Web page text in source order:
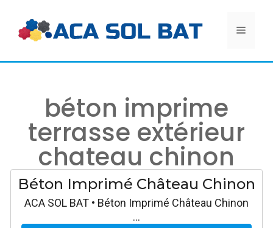
contenu
béton imprime
terrasse extérieur
chateau chinon
Béton Imprimé Château Chinon
ACA SOL BAT • Béton Imprimé Château Chinon
…